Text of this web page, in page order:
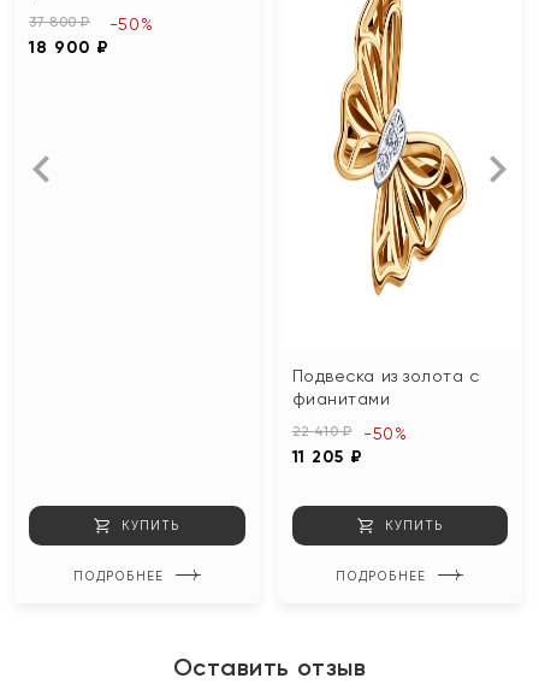
37 800 ₽
18 900 ₽
-50%
КУПИТЬ
ПОДРОБНЕЕ
Подвеска из золота с
фианитами
22 410 ₽
11 205 ₽
-50%
КУПИТЬ
ПОДРОБНЕЕ
Оставить отзыв